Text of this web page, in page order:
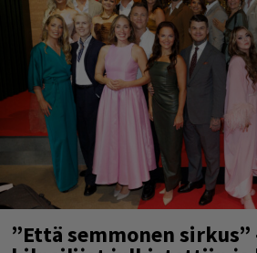
”Että semmonen sirkus”